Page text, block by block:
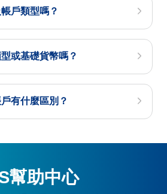
戶類型嗎？
或基礎貨幣嗎？
有什麼區別？
幫助中心